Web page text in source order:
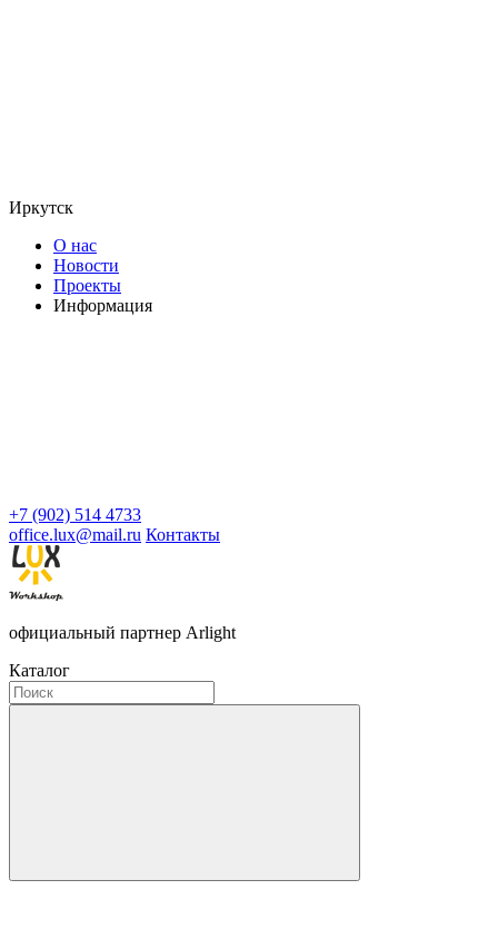
Иркутск
О нас
Новости
Проекты
Информация
+7 (902) 514 4733
office.lux@mail.ru Контакты
официальный партнер Arlight
Каталог